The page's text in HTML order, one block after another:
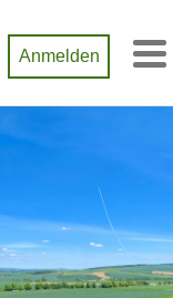
Anmelden